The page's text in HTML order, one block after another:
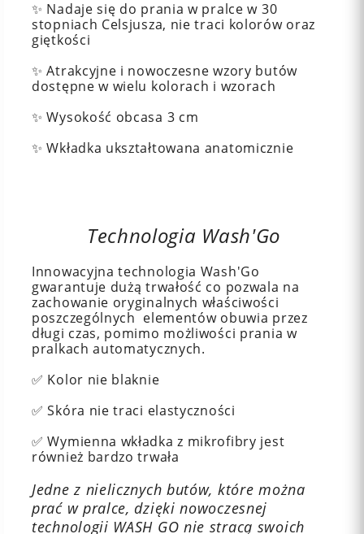
✨ Nadaje się do prania w pralce w 30
stopniach Celsjusza, nie traci kolorów oraz
giętkości
✨ Atrakcyjne i nowoczesne wzory butów
dostępne w wielu kolorach i wzorach
✨ Wysokość obcasa 3 cm
✨ Wkładka ukształtowana anatomicznie
Technologia Wash'Go
Innowacyjna technologia Wash'Go
gwarantuje dużą trwałość co pozwala na
zachowanie oryginalnych właściwości
poszczególnych elementów obuwia przez
długi czas, pomimo możliwości prania w
pralkach automatycznych.
✅ Kolor nie blaknie
✅ Skóra nie traci elastyczności
✅ Wymienna wkładka z mikrofibry jest
również bardzo trwała
Jedne z nielicznych butów, które można
prać w pralce, dzięki nowoczesnej
technologii WASH GO nie stracą swoich